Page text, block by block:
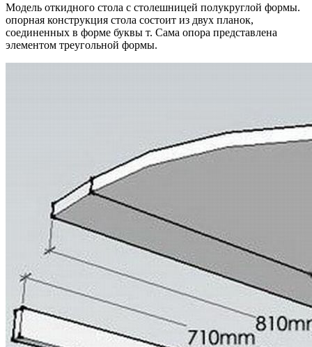
Модель откидного стола с столешницей полукруглой формы.
опорная конструкция стола состоит из двух планок,
соединенных в форме буквы т. Сама опора представлена
элементом треугольной формы.